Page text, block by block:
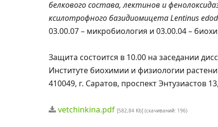
белкового состава, лектинов и
ксилотрофного базидиомицета Lentinus
03.00.07 – микробиология и 03.00.04 –
Защита состоится в 10.00 на заседании
Институте биохимии и физиологии
410049, г. Саратов, проспект Энтузиастов
vetchinkina.pdf [582,84 Kb] (cкачиваний: 196)